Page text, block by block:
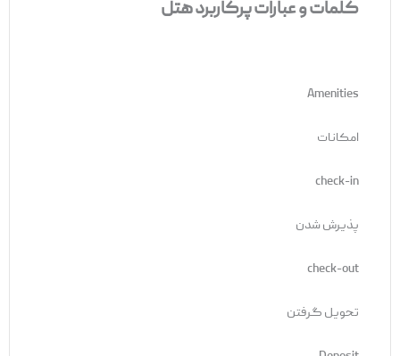
کلمات و عبارات پرکاربرد هتل
Amenities
امکانات
check-in
پذیرش شدن
check-out
تحویل گرفتن